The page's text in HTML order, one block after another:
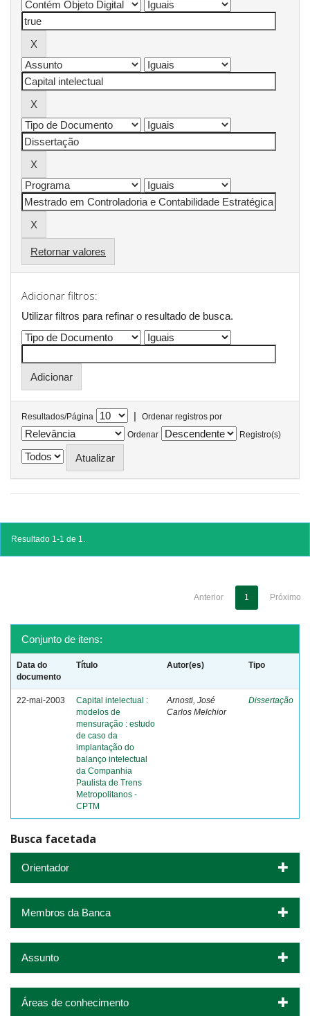
Retornar valores
Adicionar filtros:
Utilizar filtros para refinar o resultado de busca.
Resultados/Página |
Ordenar registros por
Ordenar
Registro(s)
Resultado 1-1 de 1.
Anterior 1 Próximo
Conjunto de itens:
Data do
documento
Título Autor(es) Tipo
22-mai-2003
Capital intelectual :
modelos de
mensuração : estudo
de caso da
implantação do
balanço intelectual
da Companhia
Paulista de Trens
Metropolitanos -
CPTM
Arnosti, José
Carlos Melchior
Dissertação
Busca facetada
Orientador
Membros da Banca
Assunto
Áreas de conhecimento